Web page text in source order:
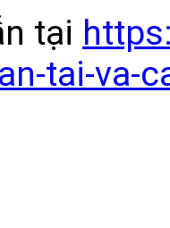
tại
tai-va-